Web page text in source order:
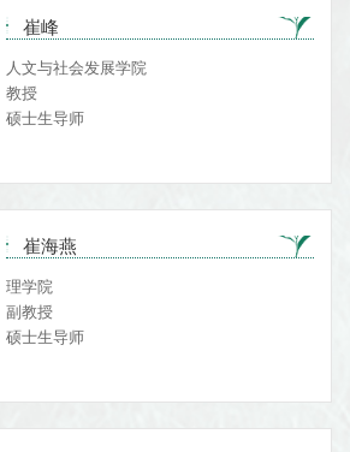
崔峰
人文与社会发展学院
教授
硕士生导师
崔海燕
理学院
副教授
硕士生导师